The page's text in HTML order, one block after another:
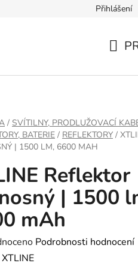
Přihlášení
/ SVÍTILNY, PRODLUŽOVACÍ
BATERIE / REFLEKTORY /
| 1500 LM, 6600 MAH
Reflektor
| 1500
mAh
Podrobnosti hodnocení
XTLINE